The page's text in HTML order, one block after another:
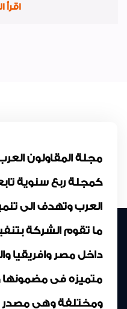
اقرأ
كمجلة ربع سنوية
العرب وتهدف الى
ما تقوم الشركة
داخل مصر وافريقيا
متميزه فى مضمونها
ومختلفة وهى